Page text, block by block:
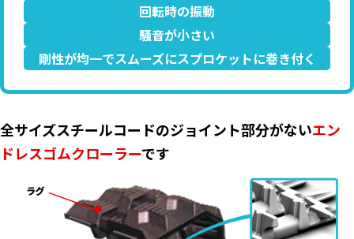
回転時の振動
騒音が小さい
剛性が均一でスムーズにスプロケットに巻き付く
全サイズスチールコードのジョイント部分がないエン
ドレスゴムクローラーです